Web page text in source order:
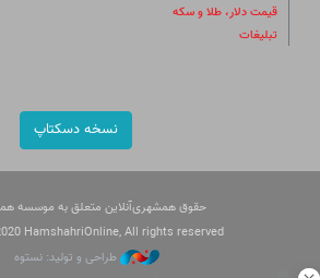
قیمت دلار، طلا و سکه
تبلیغات
نسخه دسکتاپ
حقوق همشهری‌آنلاین متعلق به موسسه
HamshahriOnline, All rights reserved
طراحی و تولید: نستوه